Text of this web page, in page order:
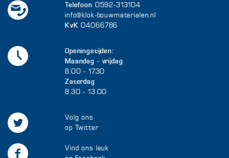
Telefoon 0592-313104
info@klok-bouwmaterialen.nl
KvK 04066786
Openingstijden:
Maandag - vrijdag
8.00 - 17.30
Zaterdag
8.30 - 13.00
Volg ons
op Twitter
Vind ons leuk